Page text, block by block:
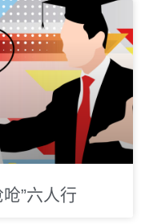
”六人行